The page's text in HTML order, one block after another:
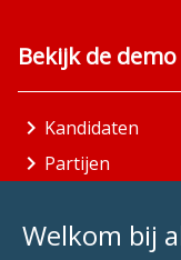
Welkom bij
Bekijk de demo
Kandidaten
Partijen